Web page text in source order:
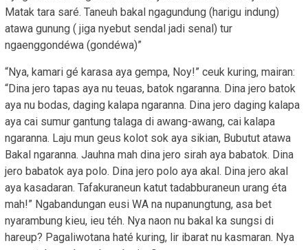
Matak tara saré. Taneuh bakal ngagundung (harigu indung)
atawa gunung ( jiga nyebut sendal jadi senal) tur
ngaenggondéwa (gondéwa)”
“Nya, kamari gé karasa aya gempa, Noy!” ceuk kuring, mairan:
“Dina jero tapas aya nu teuas, batok ngaranna. Dina jero batok
aya nu bodas, daging kalapa ngaranna. Dina jero daging kalapa
aya cai sumur gantung talaga di awang-awang, cai kalapa
ngaranna. Laju mun geus kolot sok aya sikian, Bubutut atawa
Bakal ngaranna. Jauhna mah dina jero sirah aya babatok. Dina
jero babatok aya polo. Dina jero polo aya akal. Dina jero akal
aya kasadaran. Tafakuraneun katut tadabburaneun urang éta
mah!” Ngabandungan eusi WA na nupanungtung, asa bet
nyarambung kieu, ieu téh. Nya naon nu bakal ka sungsi di
hareup? Pagaliwotana haté kuring, lir ibarat nu kasmaran. Nya